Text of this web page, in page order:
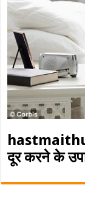
दूर करने के